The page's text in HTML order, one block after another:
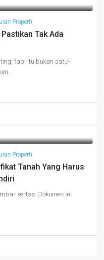
Properti
Tak Ada
tapi itu bukan satu-
Properti
Tanah Yang Harus
kertas. Dokumen ini